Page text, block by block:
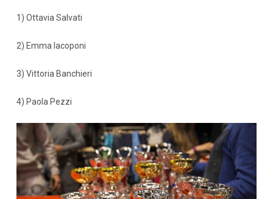
1) Ottavia Salvati
2) Emma Iacoponi
3) Vittoria Banchieri
4) Paola Pezzi